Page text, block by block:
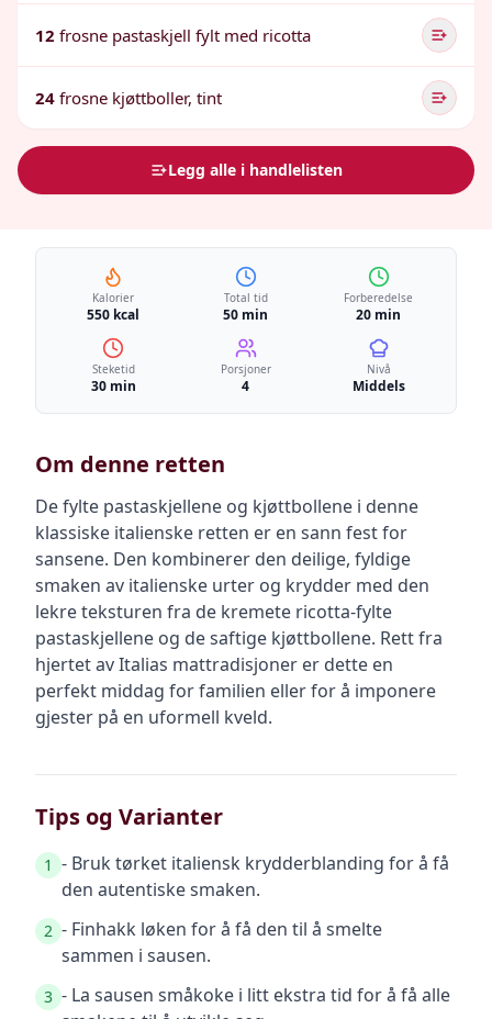
12 frosne pastaskjell fylt med ricotta
24 frosne kjøttboller, tint
Legg alle i handlelisten
Kalorier
550 kcal
Total tid
50 min
Forberedelse
20 min
Steketid
30 min
Porsjoner
4
Nivå
Middels
Om denne retten
De fylte pastaskjellene og kjøttbollene i denne
klassiske italienske retten er en sann fest for
sansene. Den kombinerer den deilige, fyldige
smaken av italienske urter og krydder med den
lekre teksturen fra de kremete ricotta-fylte
pastaskjellene og de saftige kjøttbollene. Rett fra
hjertet av Italias mattradisjoner er dette en
perfekt middag for familien eller for å imponere
gjester på en uformell kveld.
Tips og Varianter
1 - Bruk tørket italiensk krydderblanding for å få
den autentiske smaken.
2 - Finhakk løken for å få den til å smelte
sammen i sausen.
3 - La sausen småkoke i litt ekstra tid for å få alle